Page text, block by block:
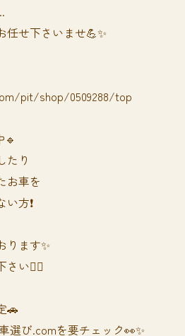
任せ下さいませ💪✨
pit/shop/0509288/top
たり
お車を
方❗️
ります✨
さい🙆‍♀️
🚗
び.comを要チェック👀✨